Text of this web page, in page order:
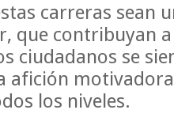
carreras sean
que contribuyan
ciudadanos se
afición
los niveles.